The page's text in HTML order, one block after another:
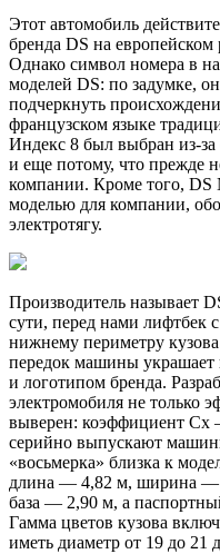
Этот автомобиль
бренда DS на
Однако символ номера в
моделей DS: по задумке,
подчеркнуть
французском языке
Индекс 8 был выбран из-за
и еще потому, что прежде
компании. Кроме того, DS
моделью для компании,
электротягу.
Производитель называет
сути, перед нами лифтбек
нижнему периметру
передок машины украшает
и логотипом бренда.
электромобиля не только
выверен: коэффициент Cx
серийно выпускают
«восьмерка» близка к
длина — 4,82 м, ширина —
база — 2,90 м, а
Гамма цветов кузова
иметь диаметр от 19 до 21